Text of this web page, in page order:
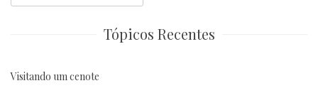
for:
Tópicos Recentes
Visitando um cenote